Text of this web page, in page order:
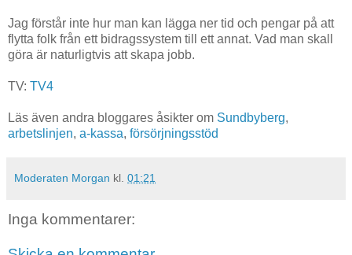
Jag förstår inte hur man kan lägga ner tid och pengar på att
flytta folk från ett bidragssystem till ett annat. Vad man skall
göra är naturligtvis att skapa jobb.
TV: TV4
Läs även andra bloggares åsikter om Sundbyberg,
arbetslinjen, a-kassa, försörjningsstöd
Moderaten Morgan kl. 01:21
Inga kommentarer: